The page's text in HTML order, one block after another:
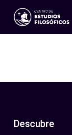
Eventos
ES
EN
Descubre